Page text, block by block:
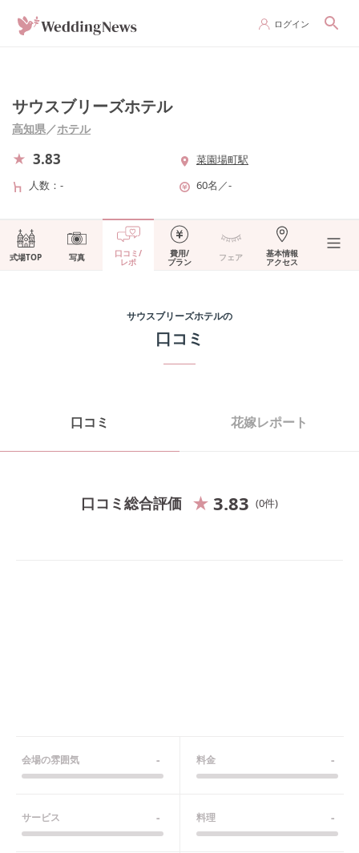
ログイン
サウスブリーズホテル
高知県／ホテル
3.83
菜園場町駅
人数
- 60名 ／-
式場TOP 写真 口コミ/
レポ
費用/
プラン フェア 基本情報
アクセス
サウスブリーズホテルの
口コミ
口コミ 花嫁レポート
口コミ総合評価 3.83 0件
会場の雰囲気 - 料金 -
サービス - 料理 -